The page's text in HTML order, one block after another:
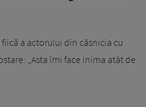
a actorului din căsnicia cu
„Asta îmi face inima atât de